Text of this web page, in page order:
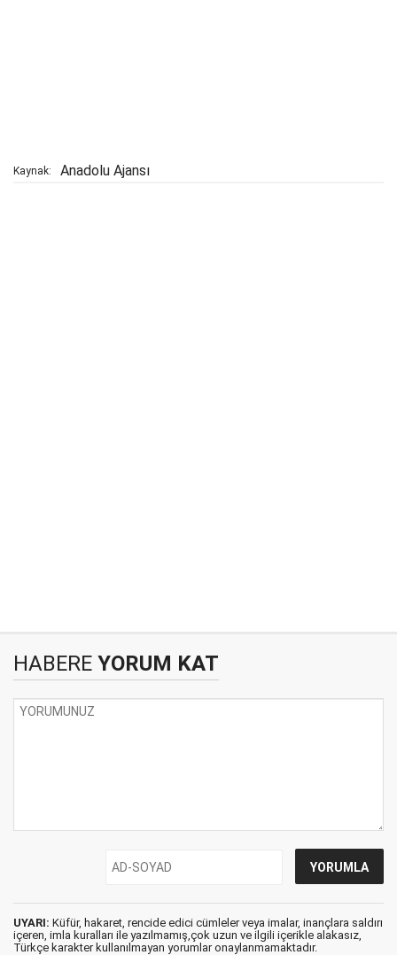
Kaynak: Anadolu Ajansı
HABERE YORUM KAT
UYARI: Küfür, hakaret, rencide edici cümleler veya imalar, inançlara saldırı
içeren, imla kuralları ile yazılmamış,çok uzun ve ilgili içerikle alakasız,
Türkçe karakter kullanılmayan yorumlar onaylanmamaktadır.